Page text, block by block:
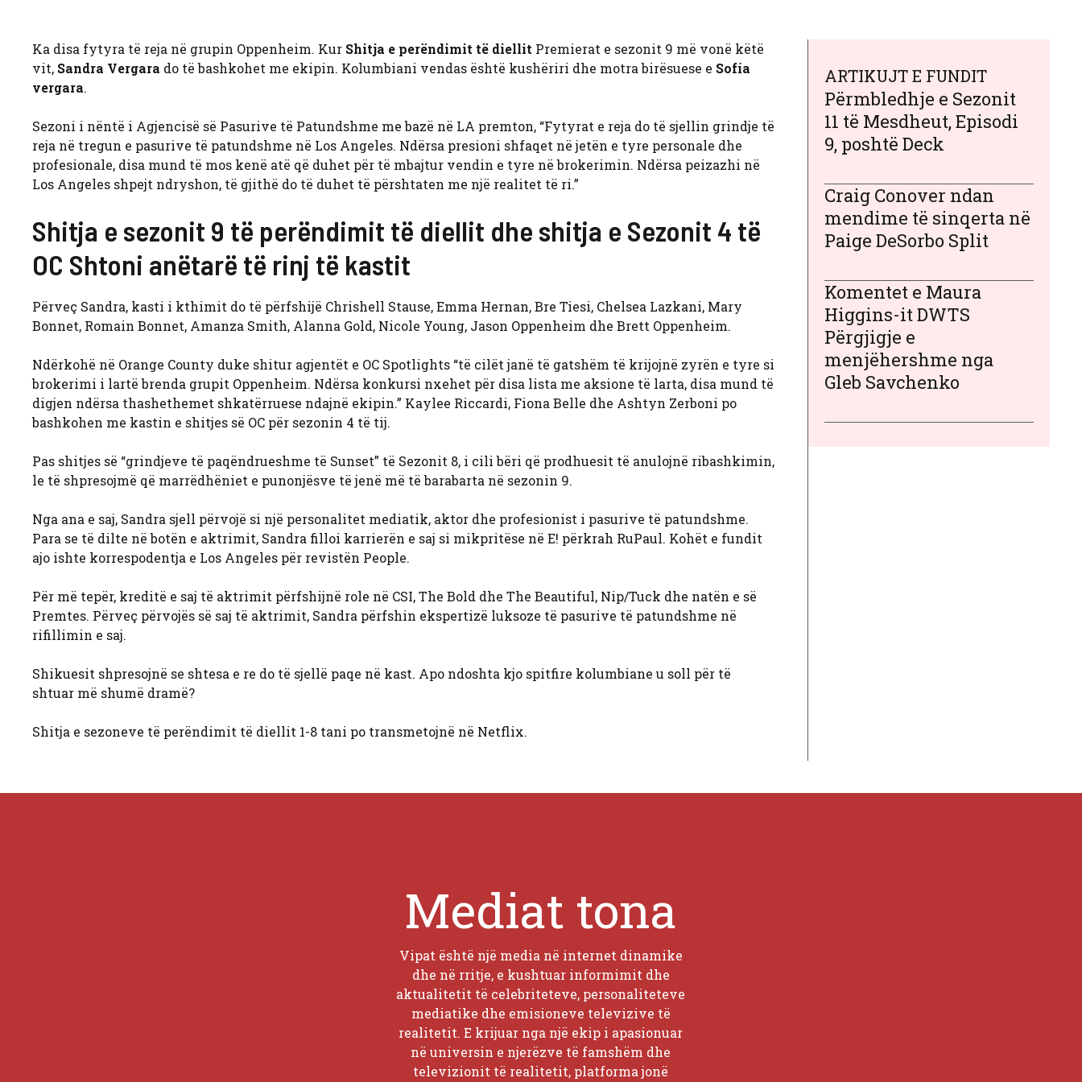
Ka disa fytyra të reja në grupin Oppenheim. Kur Shitja e perëndimit të diellit Premierat e sezonit 9 më vonë këtë
vit, Sandra Vergara do të bashkohet me ekipin. Kolumbiani vendas është kushëriri dhe motra birësuese e Sofía
vergara.
Sezoni i nëntë i Agjencisë së Pasurive të Patundshme me bazë në LA premton, “Fytyrat e reja do të sjellin grindje të
reja në tregun e pasurive të patundshme në Los Angeles. Ndërsa presioni shfaqet në jetën e tyre personale dhe
profesionale, disa mund të mos kenë atë që duhet për të mbajtur vendin e tyre në brokerimin. Ndërsa peizazhi në
Los Angeles shpejt ndryshon, të gjithë do të duhet të përshtaten me një realitet të ri.”
Shitja e sezonit 9 të perëndimit të diellit dhe shitja e Sezonit 4 të
OC Shtoni anëtarë të rinj të kastit
Përveç Sandra, kasti i kthimit do të përfshijë Chrishell Stause, Emma Hernan, Bre Tiesi, Chelsea Lazkani, Mary
Bonnet, Romain Bonnet, Amanza Smith, Alanna Gold, Nicole Young, Jason Oppenheim dhe Brett Oppenheim.
Ndërkohë në Orange County duke shitur agjentët e OC Spotlights “të cilët janë të gatshëm të krijojnë zyrën e tyre si
brokerimi i lartë brenda grupit Oppenheim. Ndërsa konkursi nxehet për disa lista me aksione të larta, disa mund të
digjen ndërsa thashethemet shkatërruese ndajnë ekipin.” Kaylee Riccardi, Fiona Belle dhe Ashtyn Zerboni po
bashkohen me kastin e shitjes së OC për sezonin 4 të tij.
Pas shitjes së “grindjeve të paqëndrueshme të Sunset” të Sezonit 8, i cili bëri që prodhuesit të anulojnë ribashkimin,
le të shpresojmë që marrëdhëniet e punonjësve të jenë më të barabarta në sezonin 9.
Nga ana e saj, Sandra sjell përvojë si një personalitet mediatik, aktor dhe profesionist i pasurive të patundshme.
Para se të dilte në botën e aktrimit, Sandra filloi karrierën e saj si mikpritëse në E! përkrah RuPaul. Kohët e fundit
ajo ishte korrespodentja e Los Angeles për revistën People.
Për më tepër, kreditë e saj të aktrimit përfshijnë role në CSI, The Bold dhe The Beautiful, Nip/Tuck dhe natën e së
Premtes. Përveç përvojës së saj të aktrimit, Sandra përfshin ekspertizë luksoze të pasurive të patundshme në
rifillimin e saj.
Shikuesit shpresojnë se shtesa e re do të sjellë paqe në kast. Apo ndoshta kjo spitfire kolumbiane u soll për të
shtuar më shumë dramë?
Shitja e sezoneve të perëndimit të diellit 1-8 tani po transmetojnë në Netflix.
ARTIKUJT E FUNDIT
Përmbledhje e Sezonit
11 të Mesdheut, Episodi
9, poshtë Deck
Craig Conover ndan
mendime të sinqerta në
Paige DeSorbo Split
Komentet e Maura
Higgins-it DWTS
Përgjigje e
menjëhershme nga
Gleb Savchenko
Mediat tona
Vipat është një media në internet dinamike
dhe në rritje, e kushtuar informimit dhe
aktualitetit të celebriteteve, personaliteteve
mediatike dhe emisioneve televizive të
realitetit. E krijuar nga një ekip i apasionuar
në universin e njerëzve të famshëm dhe
televizionit të realitetit, platforma jonë